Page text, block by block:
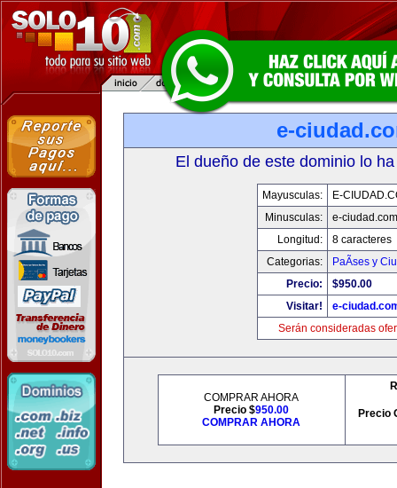
e-
El dueño de este dominio lo
Mayusculas:
E-
Minusculas:
e-ciudad.com
Longitud:
8 caracteres
Categorias:
PaÃ­ses y
Precio:
$950.00
Visitar!
e-
Serán consideradas
COMPRAR AHORA
Precio $950.00
COMPRAR AHORA
Precio